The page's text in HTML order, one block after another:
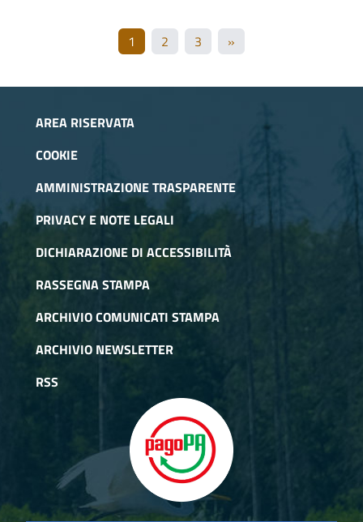
1 2 3 »
AREA RISERVATA
COOKIE
AMMINISTRAZIONE TRASPARENTE
PRIVACY E NOTE LEGALI
DICHIARAZIONE DI ACCESSIBILITÀ
RASSEGNA STAMPA
ARCHIVIO COMUNICATI STAMPA
ARCHIVIO NEWSLETTER
RSS